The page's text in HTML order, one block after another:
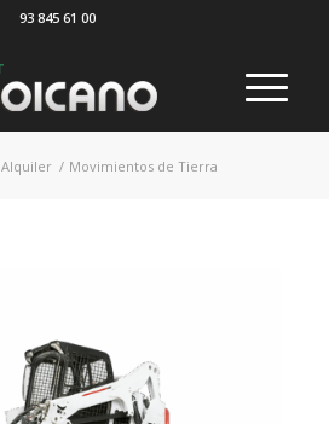
93 845 61 00
Alquiler / Movimientos de Tierra